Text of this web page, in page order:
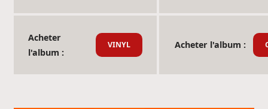
Acheter
l'album :
VINYL Acheter l'album :